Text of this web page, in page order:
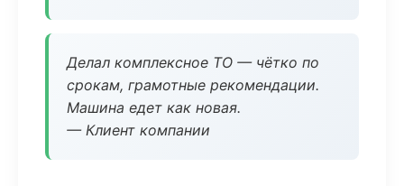
Делал комплексное ТО — чётко по
срокам, грамотные рекомендации.
Машина едет как новая.
— Клиент компании